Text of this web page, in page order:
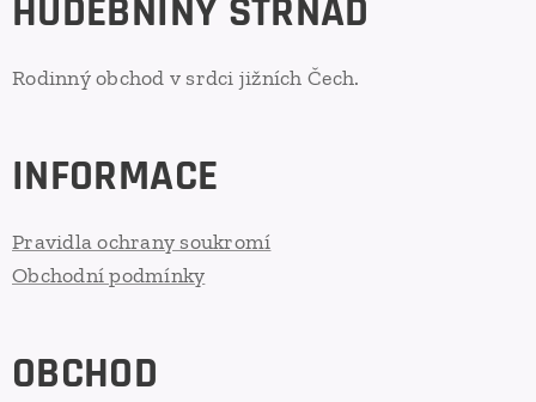
HUDEBNINY STRNAD
Rodinný obchod v srdci jižních Čech.
INFORMACE
Pravidla ochrany soukromí
Obchodní podmínky
OBCHOD